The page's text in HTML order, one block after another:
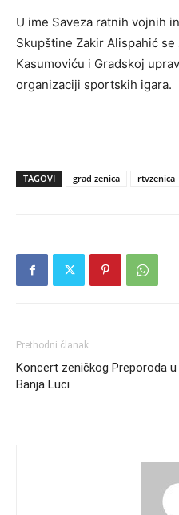
U ime Saveza ratnih vojnih
Skupštine Zakir Alispahić
Kasumoviću i Gradskoj
organizaciji sportskih igara.
TAGOVI grad zenica rtvzenica
Prethodni članak
Koncert zeničkog Preporoda u
Banja Luci